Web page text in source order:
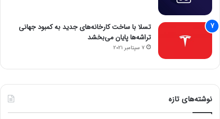
تسلا با ساخت کارخانه‌های جدید به کمبود جهانی
تراشه‌ها پایان می‌بخشد
7 سپتامبر 2021
نوشته‌های تازه